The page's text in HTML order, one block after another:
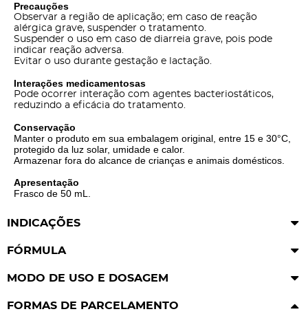
Precauções
Observar a região de aplicação; em caso de reação
alérgica grave, suspender o tratamento.
Suspender o uso em caso de diarreia grave, pois pode
indicar reação adversa.
Evitar o uso durante gestação e lactação.
Interações medicamentosas
Pode ocorrer interação com agentes bacteriostáticos,
reduzindo a eficácia do tratamento.
Conservação
Manter o produto em sua embalagem original, entre 15 e 30°C,
protegido da luz solar, umidade e calor.
Armazenar fora do alcance de crianças e animais domésticos.
Apresentação
Frasco de 50 mL.
INDICAÇÕES
FÓRMULA
MODO DE USO E DOSAGEM
FORMAS DE PARCELAMENTO